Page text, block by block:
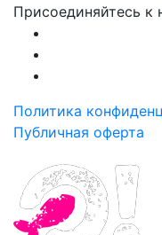
Присоединяйтесь к
Политика
Публичная оферта